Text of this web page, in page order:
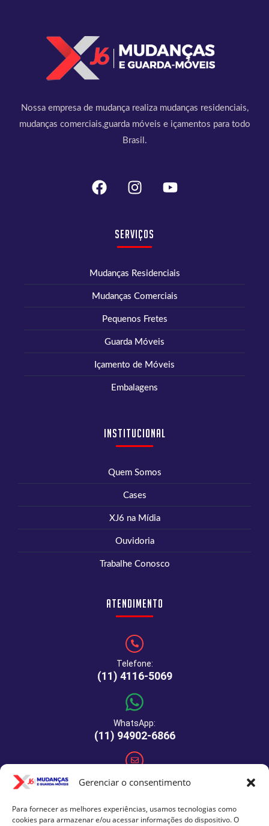
Gerenciar o consentimento
Para fornecer as melhores experiências, usamos tecnologias como
cookies para armazenar e/ou acessar informações do dispositivo. O
Nossa empresa de mudança realiza mudanças residenciais,
mudanças comerciais,guarda móveis e içamentos para todo
Brasil.
Serviços
Mudanças Residenciais
Mudanças Comerciais
Pequenos Fretes
Guarda Móveis
Içamento de Móveis
Embalagens
Institucional
Quem Somos
Cases
XJ6 na Mídia
Ouvidoria
Trabalhe Conosco
Atendimento
Telefone:
(11) 4116-5069
WhatsApp:
(11) 94902-6866
E-mail: